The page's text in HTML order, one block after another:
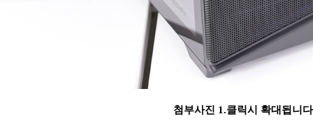
첨부사진 1.클릭시 확대됩니